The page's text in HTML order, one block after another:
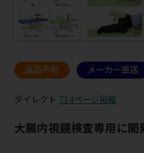
返品不可 メーカー直送
ダイレクト 714ページ掲載
大腸内視鏡検査専用に開